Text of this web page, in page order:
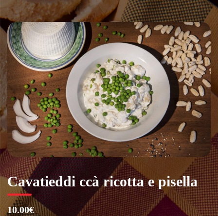
Vai
al
contenuto
Cavatieddi ccà ricotta e pisella
10.00€